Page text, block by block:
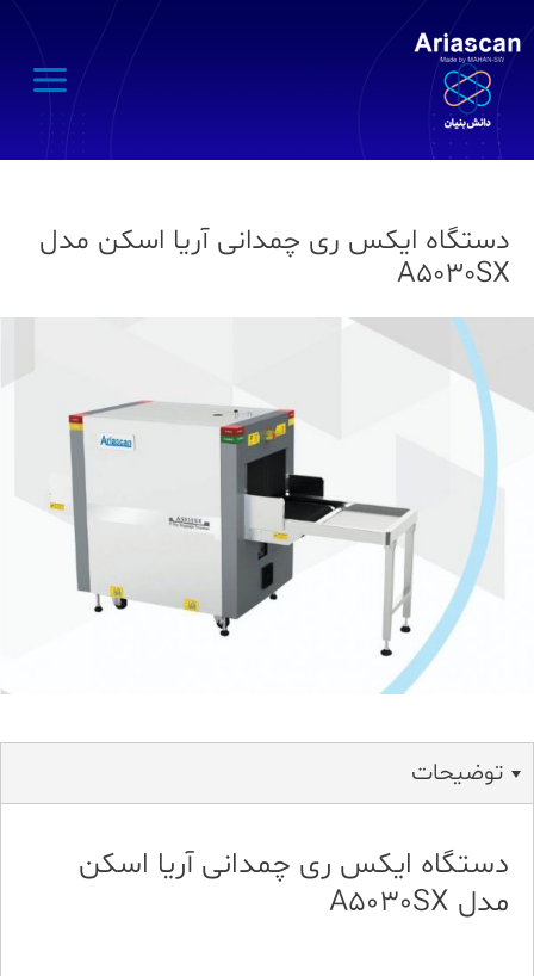
Main
دستگاه ایکس ری چمدانی آریا اسکن مدل
A5030SX
توضیحات
دستگاه ایکس ری چمدانی آریا اسکن
مدل A5030SX